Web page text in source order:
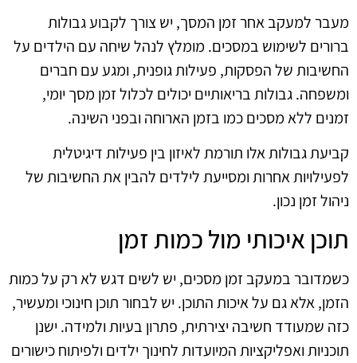
מעבר למעקב אחר זמן המסך, יש צורך לקבוע גבולות
ברורים לשימוש במסכים. מומלץ לנהל שיחה עם הילדים על
החשיבות של הפסקות, פעילות גופנית, ומגע עם חברים
ומשפחה. גבולות בריאותיים יכולים לכלול זמן מסך יומי,
זמנים ללא מסכים כמו בזמן הארוחה ובפני השינה.
קביעת גבולות אלו תורמת לאיזון בין פעילות דיגיטלית
לפעילויות אחרות ומסייעת לילדים להבין את החשיבות של
ניהול זמן נכון.
תוכן איכותי מול כמות זמן
כשמדובר במעקב זמן מסכים, יש לשים דגש לא רק על כמות
הזמן, אלא גם על איכות התוכן. יש לבחור תוכן חינוכי ומעשיר,
כזה שמעודד חשיבה יצירתית, פתרון בעיות ולמידה. ישנן
תוכניות ואפליקציות המיועדות לחינוך ילדים ולפיתוח כישורים